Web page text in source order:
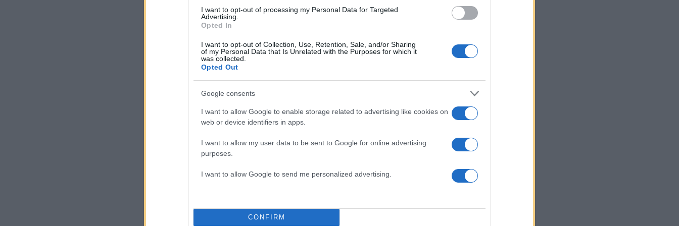
I want to opt-out of processing my Personal Data for Targeted
Advertising.
Opted In
I want to opt-out of Collection, Use, Retention, Sale, and/or Sharing
of my Personal Data that Is Unrelated with the Purposes for which it
was collected.
Opted Out
Google consents
I want to allow Google to enable storage related to advertising like cookies on
web or device identifiers in apps.
I want to allow my user data to be sent to Google for online advertising
purposes.
I want to allow Google to send me personalized advertising.
CONFIRM
Gingham παντελόνι